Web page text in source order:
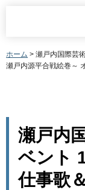
ホーム > 瀬戸内国際芸
瀬戸内源平合戦絵巻～
瀬戸内
ベント
仕事歌